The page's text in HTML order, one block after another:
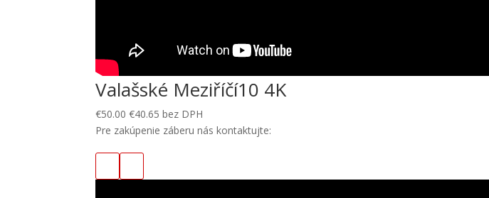
Valašské Meziříčí10 4K
€50.00 €40.65 bez DPH
Pre zakúpenie záberu nás kontaktujte: